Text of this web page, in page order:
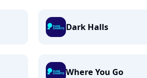
Dark Halls
Where You Go